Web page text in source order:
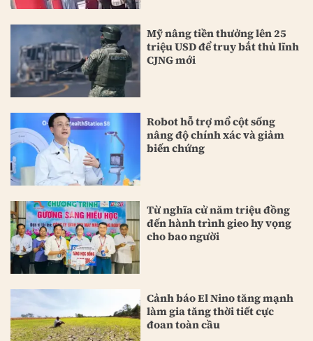
Mỹ nâng tiền thưởng lên 25
triệu USD để truy bắt thủ lĩnh
CJNG mới
Robot hỗ trợ mổ cột sống
nâng độ chính xác và giảm
biến chứng
Từ nghĩa cử năm triệu đồng
đến hành trình gieo hy vọng
cho bao người
Cảnh báo El Nino tăng mạnh
làm gia tăng thời tiết cực
đoan toàn cầu